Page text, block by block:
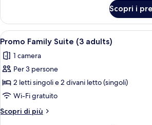
Adults)
(Central
Large,
2
Scopri i
Apri
tutte
le
foto
per
Promo
Family
Suite
Una
5
Promo Family Suite (3 adults)
1 camera
Per 3 persone
2 letti singoli e 2 divani letto (singoli)
Wi-Fi gratuito
Scopri di più
Altri